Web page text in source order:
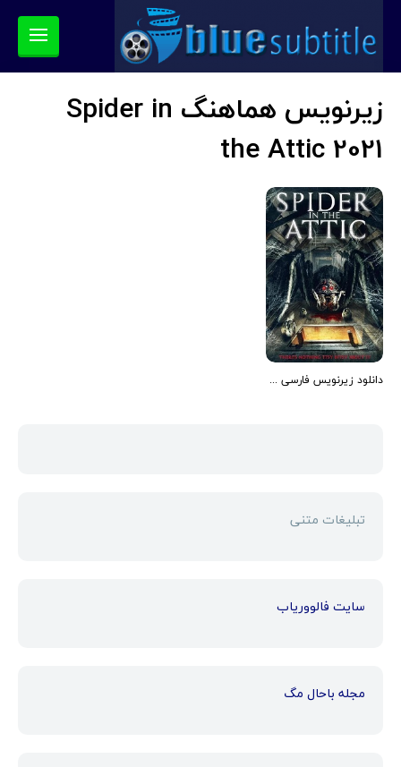
زیرنویس هماهنگ Spider in
the Attic 2021
دانلود زیرنویس فارسی فیلم Spider in the Attic 2021
تبلیغات متنی
سایت فالووریاب
مجله باحال مگ